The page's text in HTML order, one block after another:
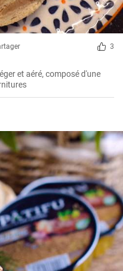
3
et aéré, composé d'une